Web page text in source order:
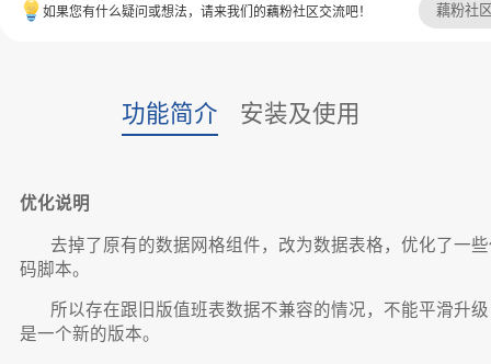
如果您有什么疑问或想法，请来我们的藕粉社区交流吧！ 藕粉社
功能简介 安装及使用
优化说明
去掉了原有的数据网格组件，改为数据表格，优化了一些
码脚本。
所以存在跟旧版值班表数据不兼容的情况，不能平滑升级
是一个新的版本。